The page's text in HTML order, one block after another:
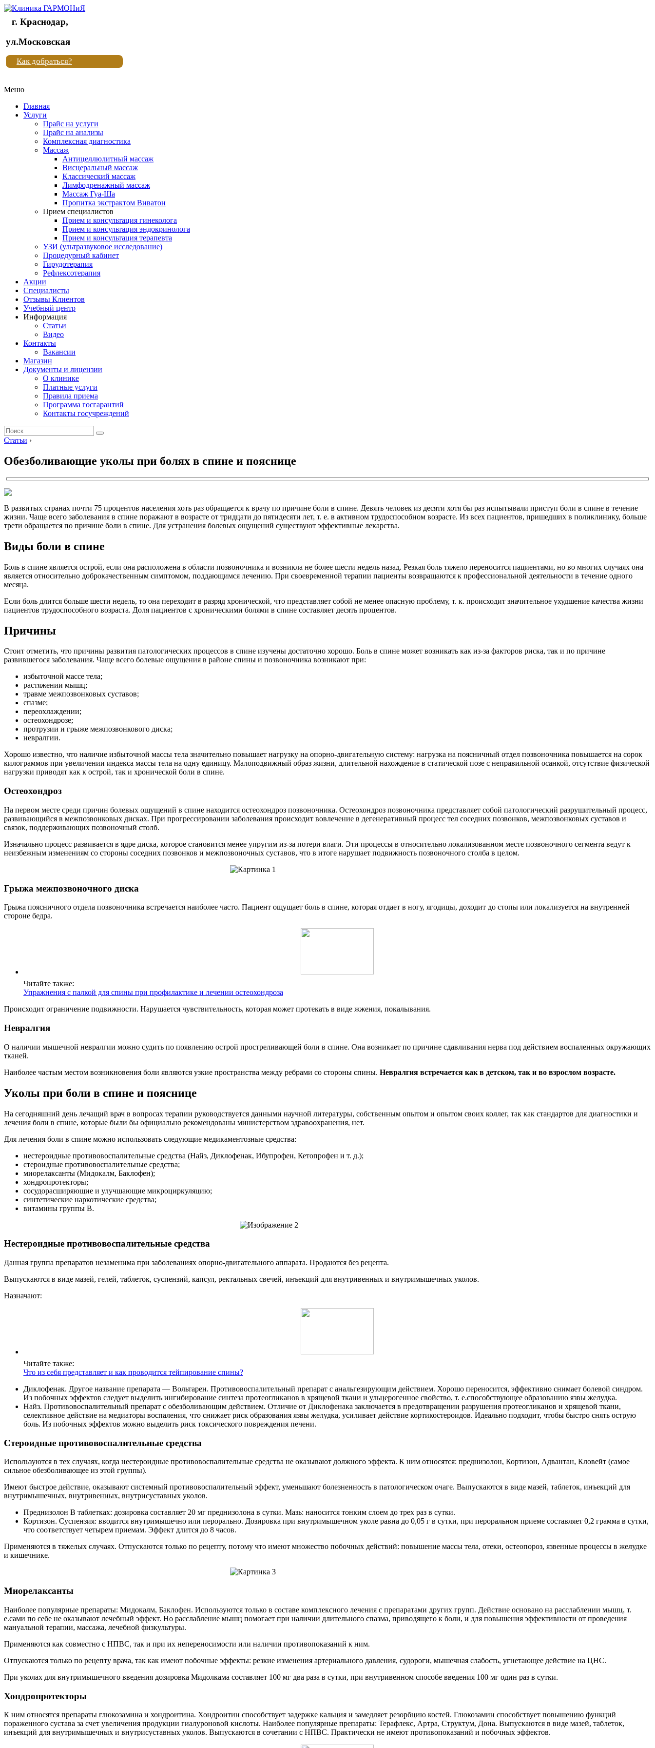
Клиника
"Новая
жизнь"
Клиника
жизнь"
г. Краснодар,
ул.Московская
Как добраться?
Меню
Главная
Услуги
Прайс на услуги
Прайс на анализы
Комплексная диагностика
Массаж
Антицеллюлитный массаж
Висцеральный массаж
Классический массаж
Лимфодренажный массаж
Массаж Гуа-Ша
Пропитка экстрактом Виватон
Прием специалистов
Прием и консультация гинеколога
Прием и консультация эндокринолога
Прием и консультация терапевта
УЗИ (ультразвуковое исследование)
Процедурный кабинет
Гирудотерапия
Рефлексотерапия
Акции
Специалисты
Отзывы Клиентов
Учебный центр
Информация
Статьи
Видео
Контакты
Вакансии
Магазин
Документы и лицензии
О клинике
Платные услуги
Правила приема
Программа госгарантий
Контакты госучреждений
Статьи ›
Обезболивающие уколы при болях в спине и пояснице
В развитых странах почти 75 процентов населения хоть раз обращается к врачу по причине боли в спине. Девять человек из десяти хотя бы раз испытывали приступ боли в спине в течение
жизни. Чаще всего заболевания в спине поражают в возрасте от тридцати до пятидесяти лет, т. е. в активном трудоспособном возрасте. Из всех пациентов, пришедших в поликлинику, больше
трети обращается по причине боли в спине. Для устранения болевых ощущений существуют эффективные лекарства.
Виды боли в спине
Боль в спине является острой, если она расположена в области позвоночника и возникла не более шести недель назад. Резкая боль тяжело переносится пациентами, но во многих случаях она
является относительно доброкачественным симптомом, поддающимся лечению. При своевременной терапии пациенты возвращаются к профессиональной деятельности в течение одного
месяца.
Если боль длится больше шести недель, то она переходит в разряд хронической, что представляет собой не менее опасную проблему, т. к. происходит значительное ухудшение качества жизни
пациентов трудоспособного возраста. Доля пациентов с хроническими болями в спине составляет десять процентов.
Причины
Стоит отметить, что причины развития патологических процессов в спине изучены достаточно хорошо. Боль в спине может возникать как из-за факторов риска, так и по причине
развившегося заболевания. Чаще всего болевые ощущения в районе спины и позвоночника возникают при:
избыточной массе тела;
растяжении мышц;
травме межпозвонковых суставов;
спазме;
переохлаждении;
остеохондрозе;
протрузии и грыже межпозвонкового диска;
невралгии.
Хорошо известно, что наличие избыточной массы тела значительно повышает нагрузку на опорно-двигательную систему: нагрузка на поясничный отдел позвоночника повышается на сорок
килограммов при увеличении индекса массы тела на одну единицу. Малоподвижный образ жизни, длительной нахождение в статической позе с неправильной осанкой, отсутствие физической
нагрузки приводят как к острой, так и хронической боли в спине.
Остеохондроз
На первом месте среди причин болевых ощущений в спине находится остеохондроз позвоночника. Остеохондроз позвоночника представляет собой патологический разрушительный процесс,
развивающийся в межпозвонковых дисках. При прогрессировании заболевания происходит вовлечение в дегенеративный процесс тел соседних позвонков, межпозвонковых суставов и
связок, поддерживающих позвоночный столб.
Изначально процесс развивается в ядре диска, которое становится менее упругим из-за потери влаги. Эти процессы в относительно локализованном месте позвоночного сегмента ведут к
неизбежным изменениям со стороны соседних позвонков и межпозвоночных суставов, что в итоге нарушает подвижность позвоночного столба в целом.
Грыжа межпозвоночного диска
Грыжа поясничного отдела позвоночника встречается наиболее часто. Пациент ощущает боль в спине, которая отдает в ногу, ягодицы, доходит до стопы или локализуется на внутренней
стороне бедра.
Читайте также:
Упражнения с палкой для спины при профилактике и лечении остеохондроза
Происходит ограничение подвижности. Нарушается чувствительность, которая может протекать в виде жжения, покалывания.
Невралгия
О наличии мышечной невралгии можно судить по появлению острой простреливающей боли в спине. Она возникает по причине сдавливания нерва под действием воспаленных окружающих
тканей.
Наиболее частым местом возникновения боли являются узкие пространства между ребрами со стороны спины. Невралгия встречается как в детском, так и во взрослом возрасте.
Уколы при боли в спине и пояснице
На сегодняшний день лечащий врач в вопросах терапии руководствуется данными научной литературы, собственным опытом и опытом своих коллег, так как стандартов для диагностики и
лечения боли в спине, которые были бы официально рекомендованы министерством здравоохранения, нет.
Для лечения боли в спине можно использовать следующие медикаментозные средства:
нестероидные противовоспалительные средства (Найз, Диклофенак, Ибупрофен, Кетопрофен и т. д.);
стероидные противовоспалительные средства;
миорелаксанты (Мидокалм, Баклофен);
хондропротекторы;
сосудорасширяющие и улучшающие микроциркуляцию;
синтетические наркотические средства;
витамины группы В.
Нестероидные противовоспалительные средства
Данная группа препаратов незаменима при заболеваниях опорно-двигательного аппарата. Продаются без рецепта.
Выпускаются в виде мазей, гелей, таблеток, суспензий, капсул, ректальных свечей, инъекций для внутривенных и внутримышечных уколов.
Назначают:
Читайте также:
Что из себя представляет и как проводится тейпирование спины?
Диклофенак. Другое название препарата — Вольтарен. Противовоспалительный препарат с анальгезирующим действием. Хорошо переносится, эффективно снимает болевой синдром.
Из побочных эффектов следует выделить ингибирование синтеза протеогликанов в хрящевой ткани и ульцерогенное свойство, т. е.способствующее образованию язвы желудка.
Найз. Противовоспалительный препарат с обезболивающим действием. Отличие от Диклофенака заключается в предотвращении разрушения протеогликанов и хрящевой ткани,
селективное действие на медиаторы воспаления, что снижает риск образования язвы желудка, усиливает действие кортикостероидов. Идеально подходит, чтобы быстро снять острую
боль. Из побочных эффектов можно выделить риск токсического повреждения печени.
Стероидные противовоспалительные средства
Используются в тех случаях, когда нестероидные противовоспалительные средства не оказывают должного эффекта. К ним относятся: преднизолон, Кортизон, Адвантан, Кловейт (самое
сильное обезболивающее из этой группы).
Имеют быстрое действие, оказывают системный противовоспалительный эффект, уменьшают болезненность в патологическом очаге. Выпускаются в виде мазей, таблеток, инъекций для
внутримышечных, внутривенных, внутрисуставных уколов.
Преднизолон В таблетках: дозировка составляет 20 мг преднизолона в сутки. Мазь: наносится тонким слоем до трех раз в сутки.
Кортизон. Суспензия: вводится внутримышечно или перорально. Дозировка при внутримышечном уколе равна до 0,05 г в сутки, при пероральном приеме составляет 0,2 грамма в сутки,
что соответствует четырем приемам. Эффект длится до 8 часов.
Применяются в тяжелых случаях. Отпускаются только по рецепту, потому что имеют множество побочных действий: повышение массы тела, отеки, остеопороз, язвенные процессы в желудке
и кишечнике.
Миорелаксанты
Наиболее популярные препараты: Мидокалм, Баклофен. Используются только в составе комплексного лечения с препаратами других групп. Действие основано на расслаблении мышц, т.
е.сами по себе не оказывают лечебный эффект. Но расслабление мышц помогает при наличии длительного спазма, приводящего к боли, и для повышения эффективности от проведения
мануальной терапии, массажа, лечебной физкультуры.
Применяются как совместно с НПВС, так и при их непереносимости или наличии противопоказаний к ним.
Отпускаются только по рецепту врача, так как имеют побочные эффекты: резкие изменения артериального давления, судороги, мышечная слабость, угнетающее действие на ЦНС.
При уколах для внутримышечного введения дозировка Мидолкама составляет 100 мг два раза в сутки, при внутривенном способе введения 100 мг один раз в сутки.
Хондропротекторы
К ним относятся препараты глюкозамина и хондроитина. Хондроитин способствует задержке кальция и замедляет резорбцию костей. Глюкозамин способствует повышению функций
пораженного сустава за счет увеличения продукции гиалуроновой кислоты. Наиболее популярные препараты: Терафлекс, Артра, Структум, Дона. Выпускаются в виде мазей, таблеток,
инъекций для внутримышечных и внутрисуставных уколов. Выпускаются в сочетании с НПВС. Практически не имеют противопоказаний и побочных эффектов.